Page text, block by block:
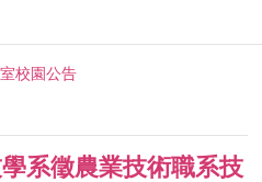
校園公告
系徵農業技術職系技